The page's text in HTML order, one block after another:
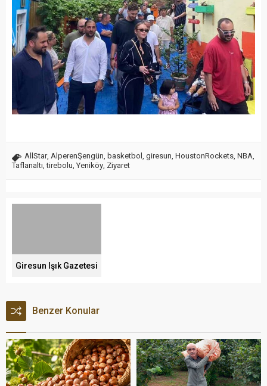
AllStar, AlperenŞengün, basketbol , giresun, HoustonRockets, NBA,
Taflanaltı,tirebolu, Yeniköy, Ziyaret
Giresun Işık Gazetesi
Benzer Konular